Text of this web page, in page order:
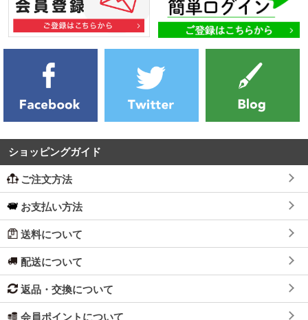
ショッピングガイド
ご注文方法
お支払い方法
送料について
配送について
返品・交換について
会員ポイントについて